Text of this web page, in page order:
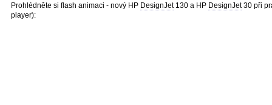
Prohlédněte si flash animaci - nový HP DesignJet130 a HP DesignJet30 při
player):